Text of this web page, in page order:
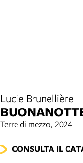
Lucie Brunellière
Terre di mezzo, 2024
CONSULTA IL